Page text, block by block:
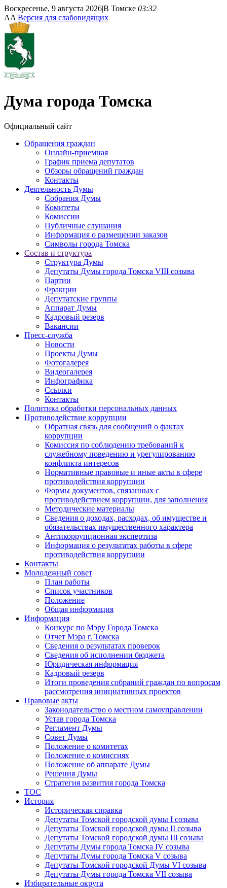
Воскресенье, 9 августа 2026|В Томске 03:32
AA Версия для слабовидящих
Дума города Томска
Официальный сайт
Обращения граждан
Онлайн-приемная
График приема депутатов
Обзоры обращений граждан
Контакты
Деятельность Думы
Собрания Думы
Комитеты
Комиссии
Публичные слушания
Информация о размещении заказов
Символы города Томска
Состав и структура
Структура Думы
Депутаты Думы города Томска VIII созыва
Партии
Фракции
Депутатские группы
Аппарат Думы
Кадровый резерв
Вакансии
Пресс-служба
Новости
Проекты Думы
Фотогалерея
Видеогалерея
Инфографика
Ссылки
Контакты
Политика обработки персональных данных
Прoтивoдeйствие кoрpупции
Обратная связь для сообщений о фактах
коррупции
Комиссия по соблюдению требований к
служебному поведению и урегулированию
конфликта интересов
Нормативные правовые и иные акты в сфере
противодействия коррупции
Формы документов, связанных с
противодействием коррупции, для заполнения
Методические материалы
Сведения о доходах, расходах, об имуществе и
обязательствах имущественного характера
Антикоррупционная экспертиза
Информация о результатах работы в сфере
противодействия коррупции
Контакты
Молодежный совет
План работы
Список участников
Положение
Общая информация
Информация
Конкурс по Мэру Города Томска
Отчет Мэра г. Томска
Сведения о результатах проверок
Сведения об исполнении бюджета
Юридическая информация
Кадровый резерв
Итоги проведения собраний граждан по вопросам
рассмотрения инициативных проектов
Правовые акты
Законодательство о местном самоуправлении
Устав города Томска
Регламент Думы
Совет Думы
Положение о комитетах
Положение о комиссиях
Положение об аппарате Думы
Решения Думы
Стратегия развития города Томска
ТОС
История
Историческая справка
Депутаты Томской городской думы I созыва
Депутаты Томской городской думы II созыва
Депутаты Томской городской думы III созыва
Депутаты Думы города Томска IV созыва
Депутаты Думы города Томска V созыва
Депутаты Томской городской Думы VI созыва
Депутаты Думы города Томска VII созыва
Избирательные округа